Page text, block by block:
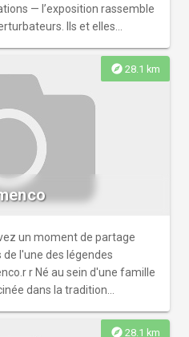
— l’exposition rassemble
Ils et elles
moderne : mettre en
ce qui paraît acquis,
faire exploser les
qu’elle perdure de la fin du
au cœur de cette exposition.
explore 28.1 km
un moment de partage
l'une des légendes
r Né au sein d'une famille
dans la tradition
de cinq ans et donne son
explore 28.1 km